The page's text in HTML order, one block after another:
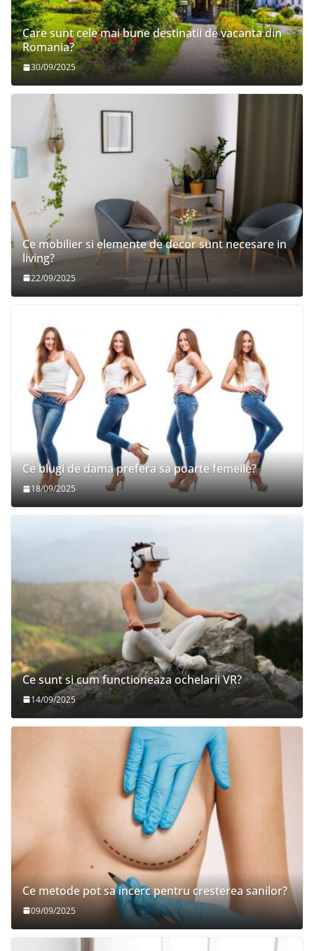
Care sunt cele mai bune destinatii de vacanta din
Romania?
30/09/2025
Ce mobilier si elemente de decor sunt necesare in
living?
22/09/2025
Ce blugi de dama prefera sa poarte femeile?
18/09/2025
Ce sunt si cum functioneaza ochelarii VR?
14/09/2025
Ce metode pot sa incerc pentru cresterea sanilor?
09/09/2025